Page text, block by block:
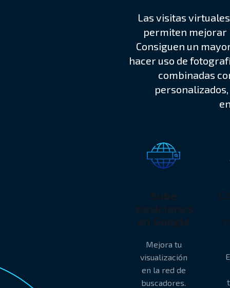
Las visitas
permiten mejorar
Consiguen un
hacer uso de
combinadas
Mejora tu
visualización
en la red de
buscadores.